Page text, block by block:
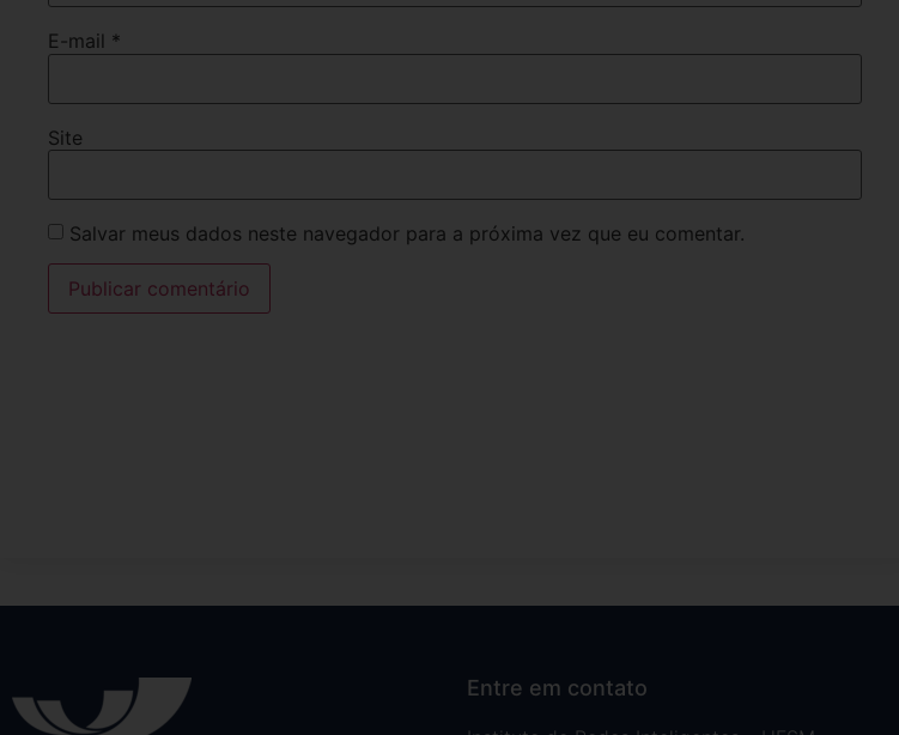
E-mail *
Site
Salvar meus dados neste navegador para a próxima vez que eu comentar.
Entre em contato